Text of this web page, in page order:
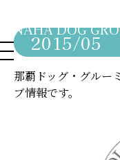
NAHA DOG
2015/05
那覇ドッグ・グルー
ブ情報です。